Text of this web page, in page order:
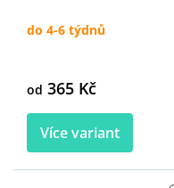
do 4-6 týdnů
od 365 Kč
Více variant